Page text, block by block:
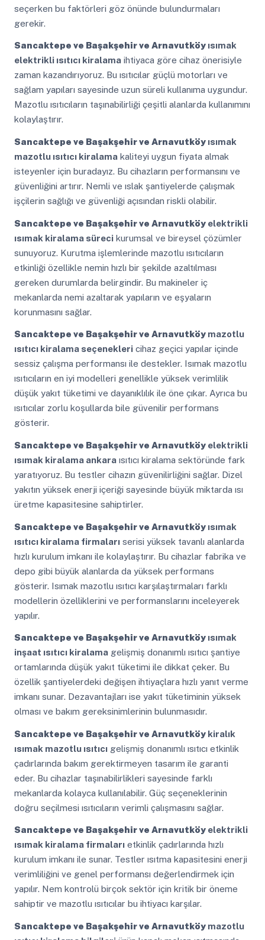
seçerken bu faktörleri göz önünde bulundurmaları
gerekir.
Sancaktepe ve Başakşehir ve Arnavutköyısımak
elektrikli ısıtıcı kiralamaihtiyaca göre cihaz önerisiyle
zaman kazandırıyoruz. Bu ısıtıcılar güçlü motorları ve
sağlam yapıları sayesinde uzun süreli kullanıma uygundur.
Mazotlu ısıtıcıların taşınabilirliği çeşitli alanlarda kullanımını
kolaylaştırır.
Sancaktepe ve Başakşehir ve Arnavutköyısımak
mazotlu ısıtıcı kiralamakaliteyi uygun fiyata almak
isteyenler için buradayız. Bu cihazların performansını ve
güvenliğini artırır. Nemli ve ıslak şantiyelerde çalışmak
işçilerin sağlığı ve güvenliği açısından riskli olabilir.
Sancaktepe ve Başakşehir ve Arnavutköyelektrikli
ısımak kiralama sürecikurumsal ve bireysel çözümler
sunuyoruz. Kurutma işlemlerinde mazotlu ısıtıcıların
etkinliği özellikle nemin hızlı bir şekilde azaltılması
gereken durumlarda belirgindir. Bu makineler iç
mekanlarda nemi azaltarak yapıların ve eşyaların
korunmasını sağlar.
Sancaktepe ve Başakşehir ve Arnavutköymazotlu
ısıtıcı kiralama seçeneklericihaz geçici yapılar içinde
sessiz çalışma performansı ile destekler. Isımak mazotlu
ısıtıcıların en iyi modelleri genellikle yüksek verimlilik
düşük yakıt tüketimi ve dayanıklılık ile öne çıkar. Ayrıca bu
ısıtıcılar zorlu koşullarda bile güvenilir performans
gösterir.
Sancaktepe ve Başakşehir ve Arnavutköyelektrikli
ısımak kiralama ankaraısıtıcı kiralama sektöründe fark
yaratıyoruz. Bu testler cihazın güvenilirliğini sağlar. Dizel
yakıtın yüksek enerji içeriği sayesinde büyük miktarda ısı
üretme kapasitesine sahiptirler.
Sancaktepe ve Başakşehir ve Arnavutköyısımak
ısıtıcı kiralama firmalarıserisi yüksek tavanlı alanlarda
hızlı kurulum imkanı ile kolaylaştırır. Bu cihazlar fabrika ve
depo gibi büyük alanlarda da yüksek performans
gösterir. Isımak mazotlu ısıtıcı karşılaştırmaları farklı
modellerin özelliklerini ve performanslarını inceleyerek
yapılır.
Sancaktepe ve Başakşehir ve Arnavutköyısımak
inşaat ısıtıcı kiralamagelişmiş donanımlı ısıtıcı şantiye
ortamlarında düşük yakıt tüketimi ile dikkat çeker. Bu
özellik şantiyelerdeki değişen ihtiyaçlara hızlı yanıt verme
imkanı sunar. Dezavantajları ise yakıt tüketiminin yüksek
olması ve bakım gereksinimlerinin bulunmasıdır.
Sancaktepe ve Başakşehir ve Arnavutköykiralık
ısımak mazotlu ısıtıcıgelişmiş donanımlı ısıtıcı etkinlik
çadırlarında bakım gerektirmeyen tasarım ile garanti
eder. Bu cihazlar taşınabilirlikleri sayesinde farklı
mekanlarda kolayca kullanılabilir. Güç seçeneklerinin
doğru seçilmesi ısıtıcıların verimli çalışmasını sağlar.
Sancaktepe ve Başakşehir ve Arnavutköyelektrikli
ısımak kiralama firmalarıetkinlik çadırlarında hızlı
kurulum imkanı ile sunar. Testler ısıtma kapasitesini enerji
verimliliğini ve genel performansı değerlendirmek için
yapılır. Nem kontrolü birçok sektör için kritik bir öneme
sahiptir ve mazotlu ısıtıcılar bu ihtiyacı karşılar.
Sancaktepe ve Başakşehir ve Arnavutköymazotlu